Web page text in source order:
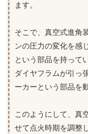
ます。
そこで、真空式進角
ンの圧力の変化を感
という部品を持って
ダイヤフラムが引っ
ーカーという部品を
このようにして、真
せて点火時期を調整